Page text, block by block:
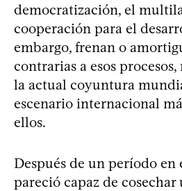
democratización, el
cooperación para el
embargo, frenan o
contrarias a esos
la actual coyuntura
escenario internacional
ellos.
Después de un período en
pareció capaz de